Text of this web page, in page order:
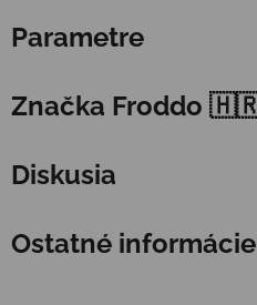
Parametre
Značka Froddo
Diskusia
Ostatné informácie